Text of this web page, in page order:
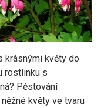
krásnými květy do
rostlinku s
Pěstování
květy ve tvaru